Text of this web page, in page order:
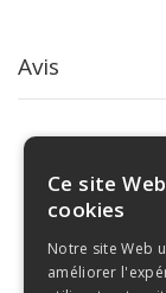
Avis
Termes de
Recherche
Ce site
cookies
Notre site Web
améliorer